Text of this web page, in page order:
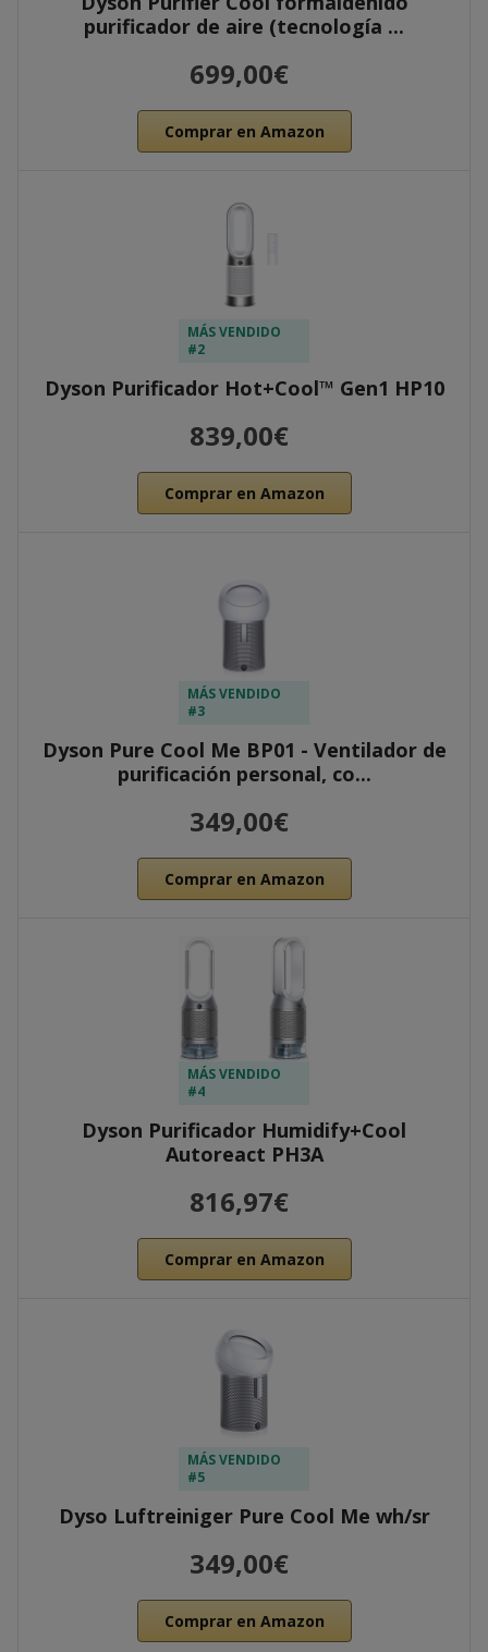
purificador de aire (tecnología ...
699,00€
Comprar en Amazon
MÁS VENDIDO
#2
Dyson Purificador Hot+Cool™ Gen1 HP10
839,00€
Comprar en Amazon
MÁS VENDIDO
#3
Dyson Pure Cool Me BP01 - Ventilador de
purificación personal, co...
349,00€
Comprar en Amazon
MÁS VENDIDO
#4
Dyson Purificador Humidify+Cool
Autoreact PH3A
816,97€
Comprar en Amazon
MÁS VENDIDO
#5
Dyso Luftreiniger Pure Cool Me wh/sr
349,00€
Comprar en Amazon